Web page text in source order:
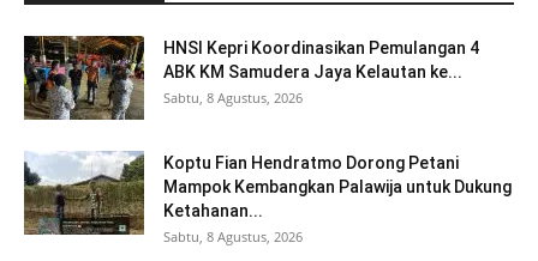
HNSI Kepri Koordinasikan Pemulangan 4
ABK KM Samudera Jaya Kelautan ke...
Sabtu, 8 Agustus, 2026
Koptu Fian Hendratmo Dorong Petani
Mampok Kembangkan Palawija untuk Dukung
Ketahanan...
Sabtu, 8 Agustus, 2026